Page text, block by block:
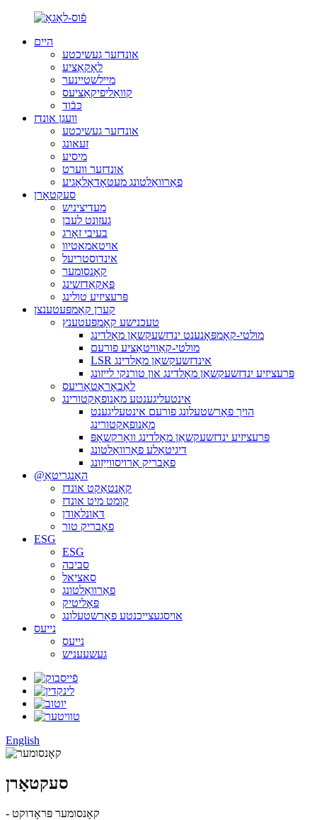
היים
אונדזער געשיכטע
לאָקאַציע
מיילשטיינער
קוואַליפיקאַציעס
כּבֿוד
וועגן אונדז
אונדזער געשיכטע
זעאונג
מיסיע
אונדזער ווערט
פאַרוואַלטונג מעטאָדאָלאָגיע
סעקטאָרן
מעדיציניש
געזונט לעבן
בעיבי זאָרג
אויטאמאטיוו
אינדוסטריעל
קאָנסומער
פּאַקאַדזשינג
פּרעציזיע טולינג
קערן קאָמפּעטענצן
טעכנישע קאָמפּעטענץ
מולטי-קאָמפּאָנענט ינדזשעקשאַן מאָלדינג
מולטי-קאַוויטאַציע פורעם
LSR אינדזשעקשאַן מאָלדינג
פּרעציזיע ינדזשעקשאַן מאָלדינג און טורנקי לייזונג
לאַבאָראַטאָריעס
אינטעליגענטע מאַנופאַקטורינג
הויך פאָרשטעלונג פורעם אינטעליגענט
מאַנופאַקטורינג
פּרעציזיע ינדזשעקשאַן מאָלדינג וואָרקשאָפּ
דיגיטאַלע פאַרוואַלטונג
פאַבריק אַרויסווייַזונג
@האָנגריטאַ
קאָנטאַקט אונדז
קומט מיט אונדז
דאַונלאָודן
פאַבריק טור
ESG
ESG
סביבה
סאציאל
פאַרוואַלטונג
פּאָליטיק
אויסגעצייכנטע פאָרשטעלונג
נייעס
נייעס
געשעעניש
English
סעקטאָרן
- קאָנסומער פּראָדוקט